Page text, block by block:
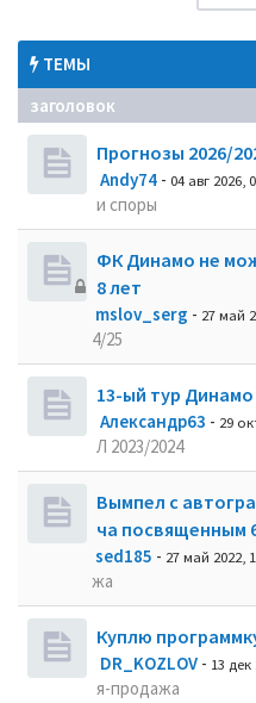
ТЕМЫ
заголовок
Прогнозы 2026/
Andy74 - 04 авг 2026,
и споры
ФК Динамо не
8 лет
mslov_serg - 27 май
4/25
13-ый тур Динамо
Александр63 - 29
Л 2023/2024
Вымпел с
ча посвященным
sed185 - 27 май 2022,
жа
Куплю
DR_KOZLOV - 13 дек
я-продажа